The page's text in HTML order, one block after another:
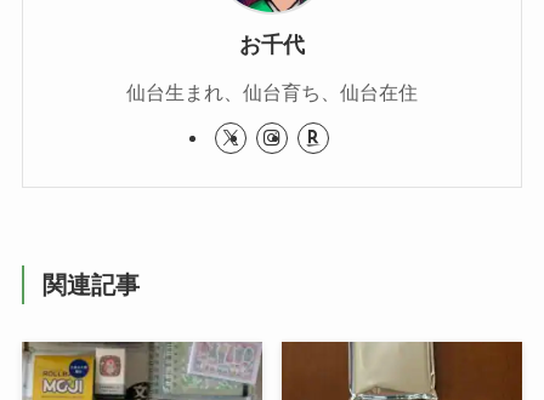
お千代
仙台生まれ、仙台育ち、仙台在住
関連記事